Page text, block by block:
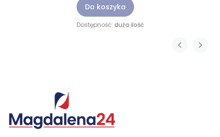
Do koszyka
Dostępność: duża ilość